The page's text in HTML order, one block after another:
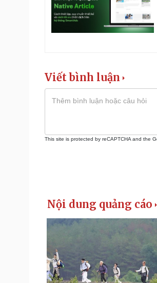
Viết bình luận
This site is protected by reCAPTCHA and the